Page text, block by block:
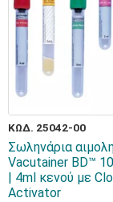
ΚΩΔ. 25042-00
Σωληνάρια
Vacutainer BD™
| 4ml κενού με
Activator